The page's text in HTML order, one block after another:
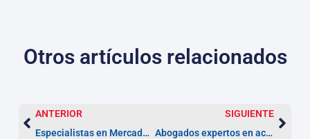
Otros artículos relacionados
ANTERIOR
Especialistas en Mercado de Valores en A Coruña
SIGUIENTE
Abogados expertos en accidentes de tráfico en A Coruña